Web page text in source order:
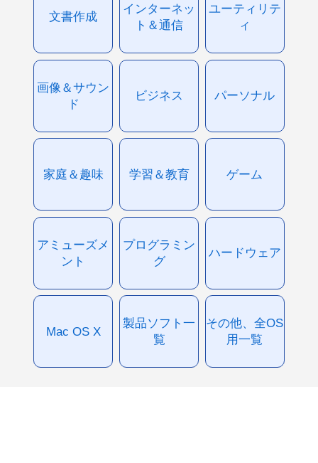
文書作成
インターネッ
ト＆通信
ユーティリテ
ィ
画像＆サウン
ド
ビジネス パーソナル
家庭＆趣味 学習＆教育 ゲーム
アミューズメ
ント
プログラミン
グ
ハードウェア
Mac OS X
製品ソフト一
覧
その他、全OS
用一覧